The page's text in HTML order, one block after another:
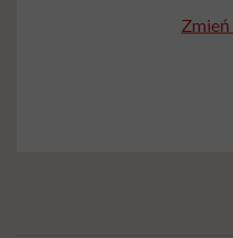
Zmień